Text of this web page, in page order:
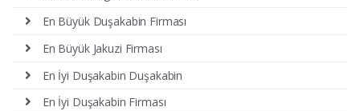
En Büyük Duşakabin Firması
En Büyük Jakuzi Firması
En İyi Duşakabin Duşakabin
En İyi Duşakabin Firması